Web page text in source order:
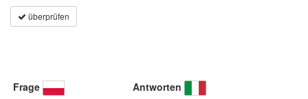
überprüfen
Frage Antworten